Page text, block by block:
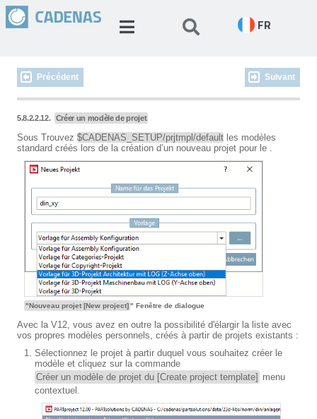
FR
Précédent Suivant
5.8.2.2.12. Créer un modèle de projet
Sous Trouvez $CADENAS_SETUP/prjtmpl/default les modèles
standard créés lors de la création d’un nouveau projet pour le .
"Nouveau projet [New project] " Fenêtre de dialogue
Avec la V12, vous avez en outre la possibilité d'élargir la liste avec
vos propres modèles personnels, créés à partir de projets existants :
Sélectionnez le projet à partir duquel vous souhaitez créer le
modèle et cliquez sur la commande
Créer un modèle de projet du [Create project template] menu
contextuel.